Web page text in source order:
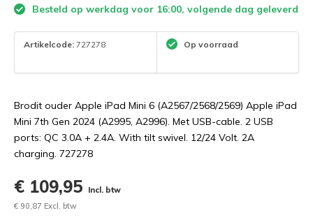
Besteld op werkdag voor 16:00, volgende dag geleverd
Artikelcode: 727278 Op voorraad
Brodit ouder Apple iPad Mini 6 (A2567/2568/2569) Apple iPad
Mini 7th Gen 2024 (A2995, A2996). Met USB-cable. 2 USB
ports: QC 3.0A + 2.4A. With tilt swivel. 12/24 Volt. 2A
charging. 727278
€ 109,95
Incl. btw
€ 90,87 Excl. btw